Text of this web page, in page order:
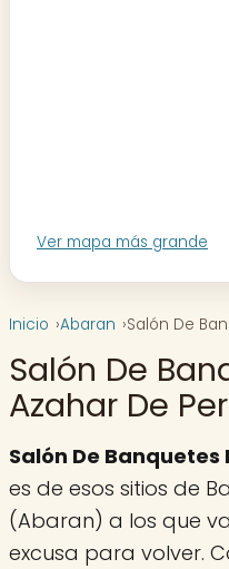
Ver mapa más grande
Inicio Abaran Salón De
Salón De
Azahar De
Salón De Banquetes
es de esos sitios de
(Abaran) a los que
excusa para volver.